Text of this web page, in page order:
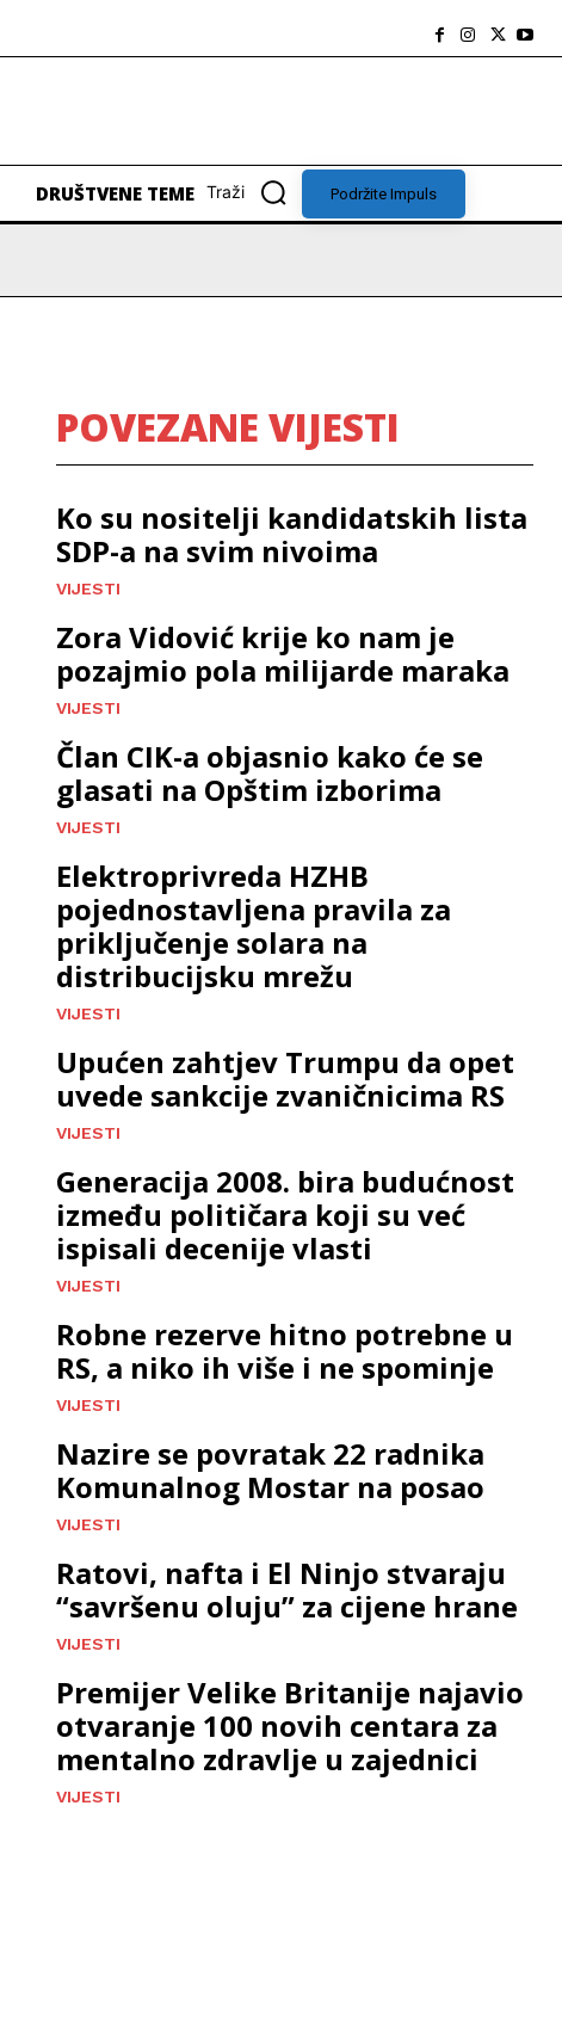
DRUŠTVENE TEME Traži Podržite Impuls
POVEZANE VIJESTI
Ko su nositelji kandidatskih lista
SDP-a na svim nivoima
VIJESTI
Zora Vidović krije ko nam je
pozajmio pola milijarde maraka
VIJESTI
Član CIK-a objasnio kako će se
glasati na Opštim izborima
VIJESTI
Elektroprivreda HZHB
pojednostavljena pravila za
priključenje solara na
distribucijsku mrežu
VIJESTI
Upućen zahtjev Trumpu da opet
uvede sankcije zvaničnicima RS
VIJESTI
Generacija 2008. bira budućnost
između političara koji su već
ispisali decenije vlasti
VIJESTI
Robne rezerve hitno potrebne u
RS, a niko ih više i ne spominje
VIJESTI
Nazire se povratak 22 radnika
Komunalnog Mostar na posao
VIJESTI
Ratovi, nafta i El Ninjo stvaraju
“savršenu oluju” za cijene hrane
VIJESTI
Premijer Velike Britanije najavio
otvaranje 100 novih centara za
mentalno zdravlje u zajednici
VIJESTI